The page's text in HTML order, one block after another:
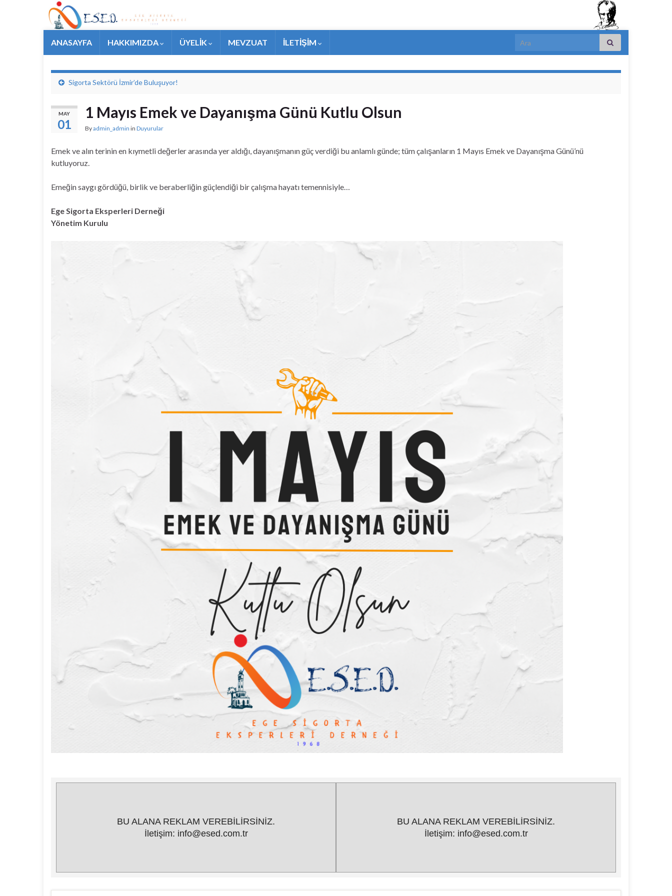
ANASAYFA HAKKIMIZDA ÜYELİK MEVZUAT İLETİŞİM Search for:
Sigorta Sektörü İzmir’de Buluşuyor!
MAY
01
1 Mayıs Emek ve Dayanışma Günü Kutlu Olsun
Byadmin_admin in Duyurular
Emek ve alın terinin en kıymetli değerler arasında yer aldığı, dayanışmanın güç verdiği bu anlamlı günde; tüm çalışanların 1 Mayıs Emek ve Dayanışma Günü’nü
kutluyoruz.
Emeğin saygı gördüğü, birlik ve beraberliğin güçlendiği bir çalışma hayatı temennisiyle…
Ege Sigorta Eksperleri Derneği
Yönetim Kurulu
BU ALANA REKLAM VEREBİLİRSİNİZ.
İletişim: info@esed.com.tr
BU ALANA REKLAM VEREBİLİRSİNİZ.
İletişim: info@esed.com.tr